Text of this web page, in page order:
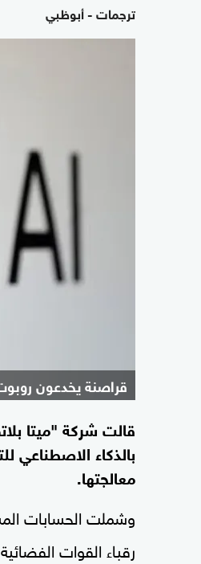
ترجمات - أبوظبي
قراصنة يخدعون
قالت شركة "ميتا
بالذكاء
معالجتها.
وشملت الحسابات
رقباء القوات